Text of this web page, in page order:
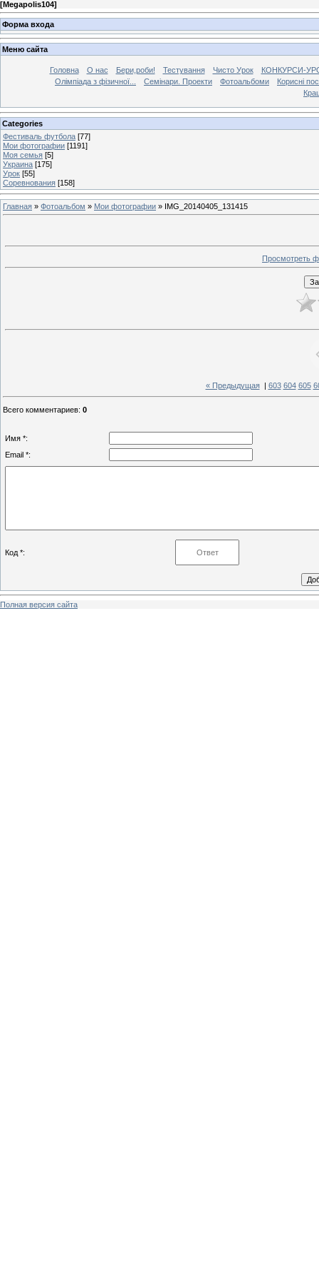
[Megapolis104]
Форма входа
Меню сайта
Головна О нас Бери,роби! Тестування Чисто Урок
КОНКУРСИ-
Олімпіада з фізичної...
Семінари. Проекти Фотоальбоми
Корисні
Categories
Фестиваль футбола [77]
Мои фотографии [1191]
Моя семья [5]
Украина [175]
Урок [55]
Соревнования [158]
Главная » Фотоальбом » Мои фотографии » IMG_20140405_131415
Просмотреть
« Предыдущая| 603 604 605
Всего комментариев: 0
Имя *:
Email *:
Код *:
Полная версия сайта